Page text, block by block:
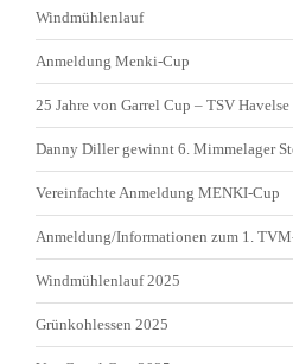
Windmühlenlauf
Anmeldung Menki-Cup
25 Jahre von Garrel Cup – TSV
Danny Diller gewinnt 6. Mimmelager
Vereinfachte Anmeldung MENKI-Cup
Anmeldung/Informationen zum 1.
Windmühlenlauf 2025
Grünkohlessen 2025